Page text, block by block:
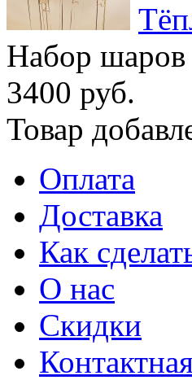
Набор шаров
3400 руб.
Товар
Оплата
Доставка
Как
О нас
Скидки